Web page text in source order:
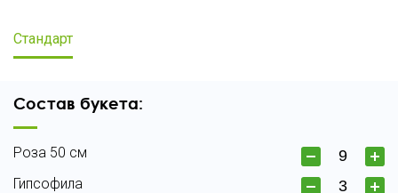
Стандарт
Состав букета:
Роза 50 см
Гипсофила